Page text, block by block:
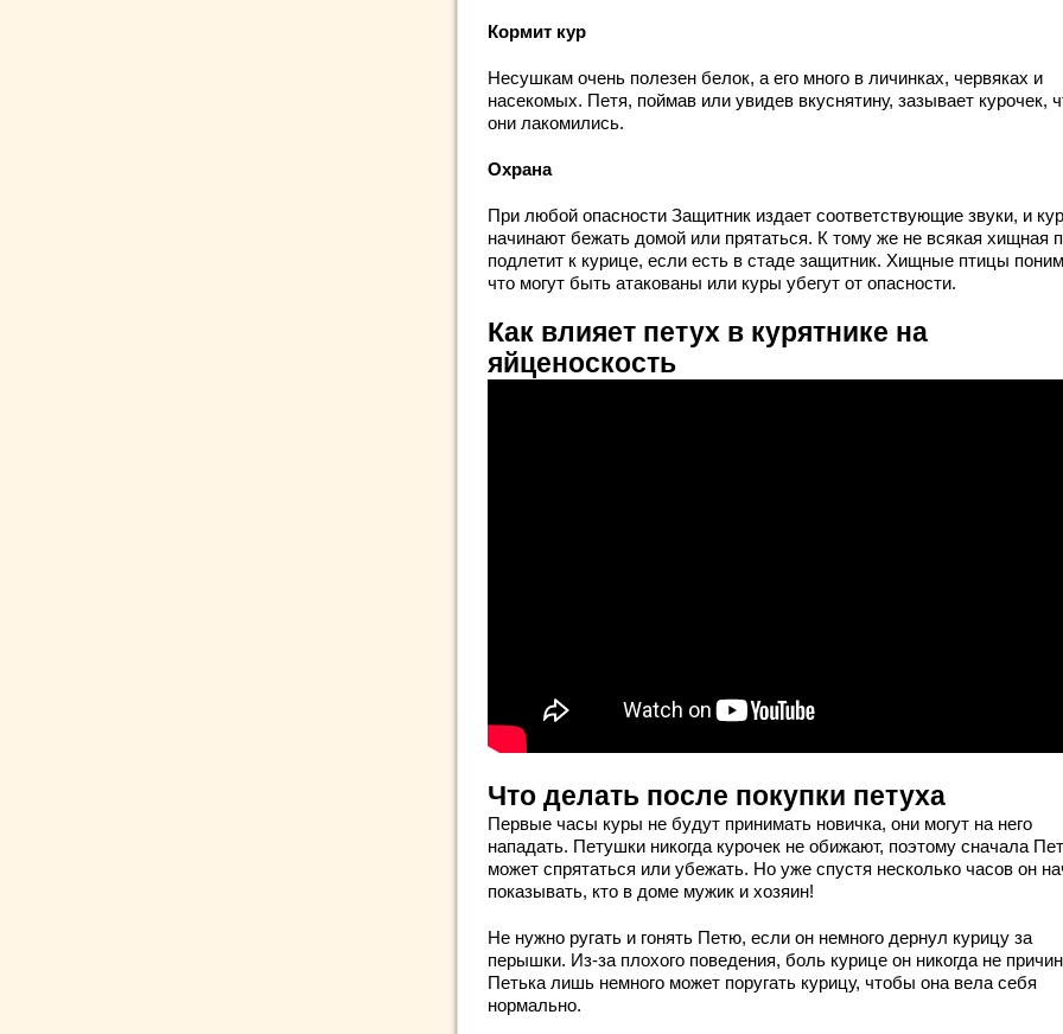
Кормит кур
Несушкам очень полезен белок, а его много в личинках, червяках и
насекомых. Петя, поймав или увидев вкуснятину, зазывает курочек,
они лакомились.
Охрана
При любой опасности Защитник издает соответствующие звуки, и
начинают бежать домой или прятаться. К тому же не всякая хищная
подлетит к курице, если есть в стаде защитник. Хищные птицы
что могут быть атакованы или куры убегут от опасности.
Как влияет петух в курятнике на
яйценоскость
Что делать после покупки петуха
Первые часы куры не будут принимать новичка, они могут на него
нападать. Петушки никогда курочек не обижают, поэтому сначала
может спрятаться или убежать. Но уже спустя несколько часов он
показывать, кто в доме мужик и хозяин!
Не нужно ругать и гонять Петю, если он немного дернул курицу за
перышки. Из-за плохого поведения, боль курице он никогда не
Петька лишь немного может поругать курицу, чтобы она вела себя
нормально.